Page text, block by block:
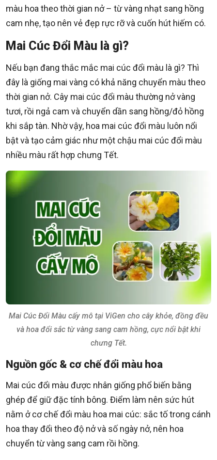
màu hoa theo thời gian nở – từ vàng nhạt sang hồng
cam nhẹ, tạo nên vẻ đẹp rực rỡ và cuốn hút hiếm có.
Mai Cúc Đổi Màu là gì?
Nếu bạn đang thắc mắc mai cúc đổi màu là gì? Thì
đây là giống mai vàng có khả năng chuyển màu theo
thời gian nở. Cây mai cúc đổi màu thường nở vàng
tươi, rồi ngả cam và chuyển dần sang hồng/đỏ hồng
khi sắp tàn. Nhờ vậy, hoa mai cúc đổi màu luôn nổi
bật và tạo cảm giác như một chậu mai cúc đổi màu
nhiều màu rất hợp chưng Tết.
Mai Cúc Đổi Màu cấy mô tại ViGen cho cây khỏe, đồng đều
và hoa đổi sắc từ vàng sang cam hồng, cực nổi bật khi
chưng Tết.
Nguồn gốc & cơ chế đổi màu hoa
Mai cúc đổi màu được nhân giống phổ biến bằng
ghép để giữ đặc tính bông. Điểm làm nên sức hút
nằm ở cơ chế đổi màu hoa mai cúc: sắc tố trong cánh
hoa thay đổi theo độ nở và số ngày nở, nên hoa
chuyển từ vàng sang cam rồi hồng.